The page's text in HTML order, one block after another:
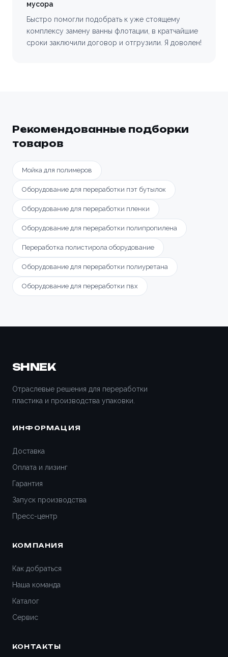
мусора
Быстро помогли подобрать к уже стоящему
комплексу замену ванны флотации, в кратчайшие
сроки заключили договор и отгрузили. Я доволен!
Рекомендованные подборки
товаров
Мойка для полимеров
Оборудование для переработки пэт бутылок
Оборудование для переработки пленки
Оборудование для переработки полипропилена
Переработка полистирола оборудование
Оборудование для переработки полиуретана
Оборудование для переработки пвх
SHNEK
Отраслевые решения для переработки
пластика и производства упаковки.
ИНФОРМАЦИЯ
Доставка
Оплата и лизинг
Гарантия
Запуск производства
Пресс-центр
КОМПАНИЯ
Как добраться
Наша команда
Каталог
Сервис
КОНТАКТЫ